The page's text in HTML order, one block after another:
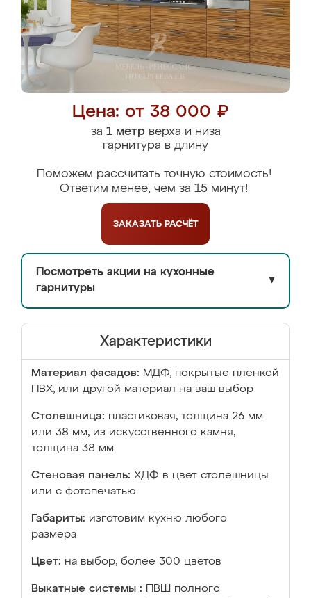
Цена: от 38 000 ₽
за 1 метрверха и низа
гарнитура в длину
Поможем рассчитать точную стоимость!
Ответим менее, чем за 15 минут!
ЗАКАЗАТЬ РАСЧЁТ
Посмотреть акции на кухонные
гарнитуры
▼
Характеристики
Материал фасадов: МДФ, покрытые плёнкой
ПВХ, или другой материал на ваш выбор
Столешница: пластиковая, толщина 26 мм
или 38 мм; из искусственного камня,
толщина 38 мм
Стеновая панель: ХДФ в цвет столешницы
или с фотопечатью
Габариты: изготовим кухню любого
размера
Цвет: на выбор, более 300 цветов
Выкатные системы :
ПВШ полного